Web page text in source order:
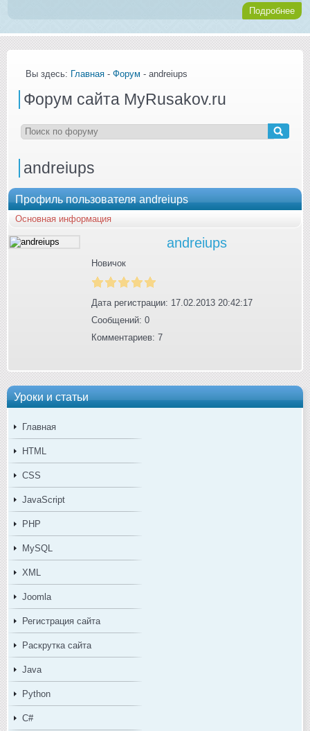
Подробнее
Уроки и статьи
Главная
HTML
CSS
JavaScript
PHP
MySQL
XML
Joomla
Регистрация сайта
Раскрутка сайта
Java
Python
C#
Вы здесь: Главная - Форум - andreiups
Форум сайта MyRusakov.ru
andreiups
Профиль пользователя andreiups
Основная информация
andreiups
Новичок
Дата регистрации: 17.02.2013 20:42:17
Сообщений: 0
Комментариев: 7